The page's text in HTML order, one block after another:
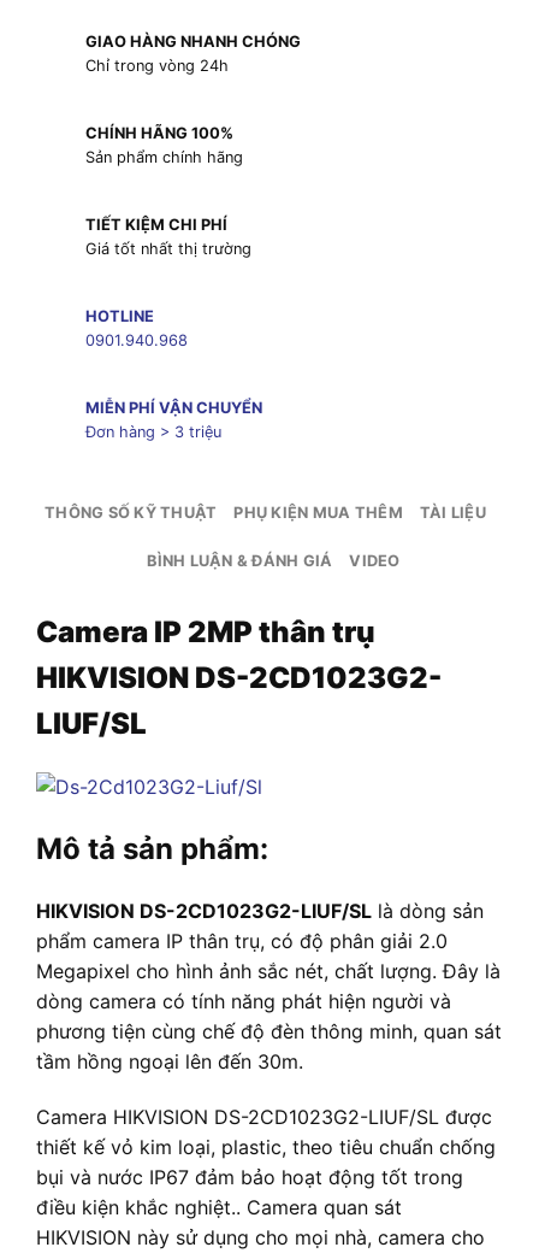
GIAO HÀNG NHANH CHÓNG
Chỉ trong vòng 24h
CHÍNH HÃNG 100%
Sản phẩm chính hãng
TIẾT KIỆM CHI PHÍ
Giá tốt nhất thị trường
HOTLINE
0901.940.968
MIỄN PHÍ VẬN CHUYỂN
Đơn hàng > 3 triệu
THÔNG SỐ KỸ THUẬT PHỤ KIỆN MUA THÊM TÀI LIỆU
BÌNH LUẬN & ĐÁNH GIÁ VIDEO
Camera IP 2MP thân trụ
HIKVISION DS-2CD1023G2-
LIUF/SL
Mô tả sản phẩm:
HIKVISION DS-2CD1023G2-LIUF/SL là dòng sản
phẩm camera IP thân trụ, có độ phân giải 2.0
Megapixel cho hình ảnh sắc nét, chất lượng. Đây là
dòng camera có tính năng phát hiện người và
phương tiện cùng chế độ đèn thông minh, quan sát
tầm hồng ngoại lên đến 30m.
Camera HIKVISION DS-2CD1023G2-LIUF/SL được
thiết kế vỏ kim loại, plastic, theo tiêu chuẩn chống
bụi và nước IP67 đảm bảo hoạt động tốt trong
điều kiện khắc nghiệt.. Camera quan sát
HIKVISION này sử dụng cho mọi nhà, camera cho